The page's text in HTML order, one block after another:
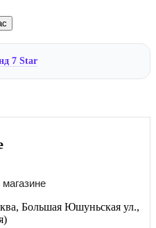
7 Star
Большая Юшуньская ул.,